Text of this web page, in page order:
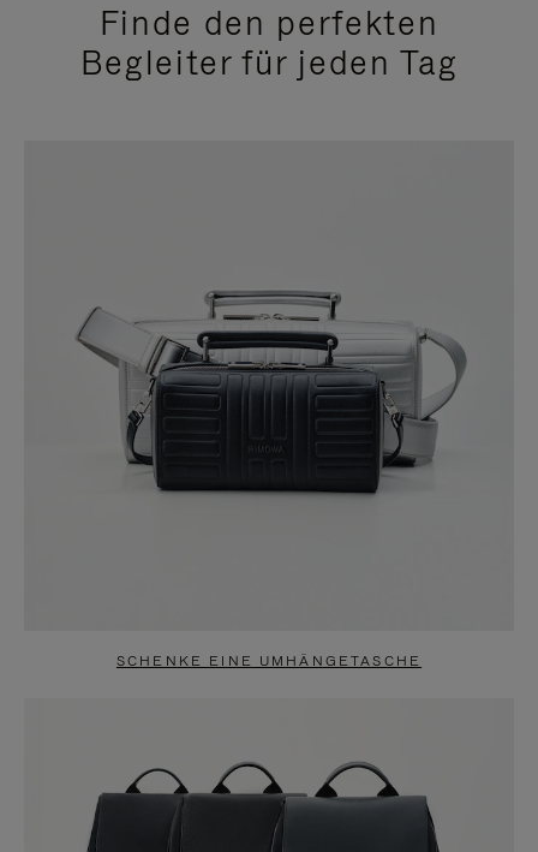
Finde den perfekten
Begleiter für jeden Tag
SCHENKE EINE UMHÄNGETASCHE